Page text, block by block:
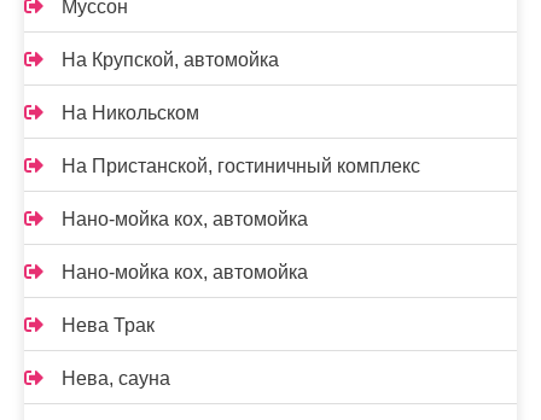
Муссон
На Крупской, автомойка
На Никольском
На Пристанской, гостиничный комплекс
Нано-мойка кох, автомойка
Нано-мойка кох, автомойка
Нева Трак
Нева, сауна